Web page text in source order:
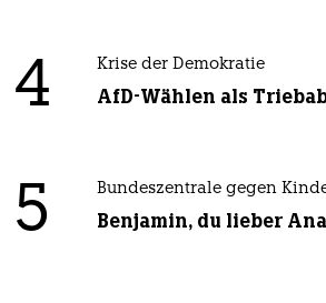
4 Krise der Demokratie
AfD-Wählen als
5 Bundeszentrale gegen
Benjamin, du lieber